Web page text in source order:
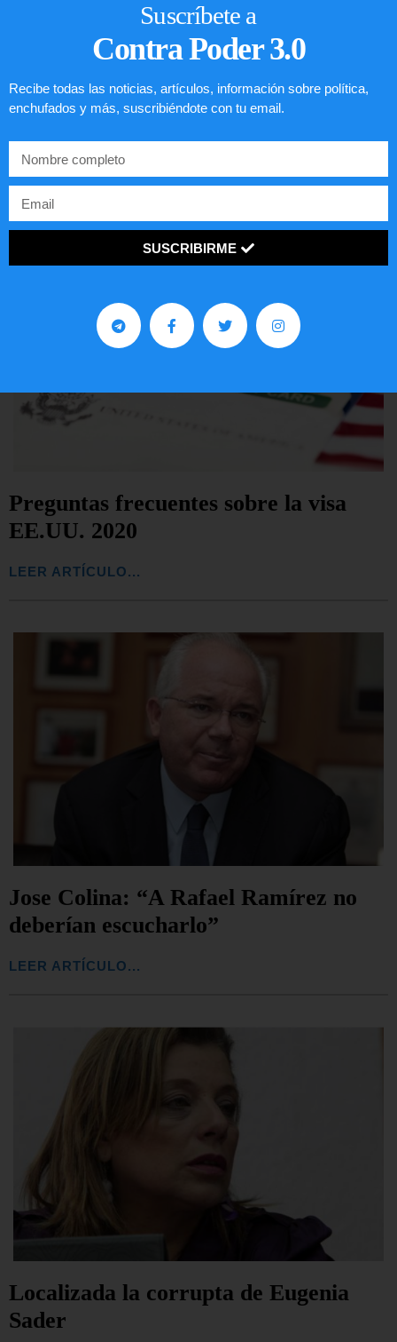
Comunistas no son bienvenidos en
EE.UU.
LEER ARTÍCULO...
Preguntas frecuentes sobre la visa
EE.UU. 2020
LEER ARTÍCULO...
Jose Colina: “A Rafael Ramírez no
deberían escucharlo”
LEER ARTÍCULO...
Localizada la corrupta de Eugenia
Sader
Suscríbete a
Contra Poder 3.0
Recibe todas las noticias, artículos, información sobre política,
enchufados y más, suscribiéndote con tu email.
SUSCRIBIRME